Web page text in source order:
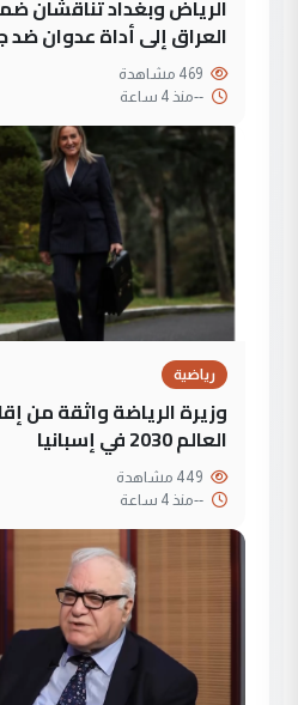
الرياض وبغداد تناقشان
العراق إلى أداة عدوان ضد
--منذ 4 ساعة
رياضية
وزيرة الرياضة واثقة من
العالم 2030 في إسبانيا
--منذ 4 ساعة